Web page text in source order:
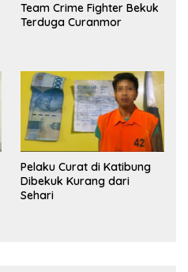
Team Crime Fighter Bekuk
Terduga Curanmor
Pelaku Curat di Katibung
Dibekuk Kurang dari
Sehari